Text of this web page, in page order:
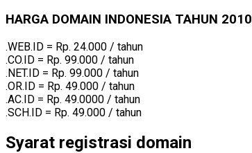
HARGA DOMAIN INDONESIA TAHUN 2010
.WEB.ID = Rp. 24.000 / tahun
.CO.ID = Rp. 99.000 / tahun
.NET.ID = Rp. 99.000 / tahun
.OR.ID = Rp. 49.000 / tahun
.AC.ID = Rp. 49.0000 / tahun
.SCH.ID = Rp. 49.000 / tahun
Syarat registrasi domain